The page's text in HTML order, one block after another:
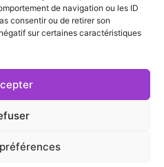
de navigation ou les ID
consentir ou de retirer son
sur certaines caractéristiques